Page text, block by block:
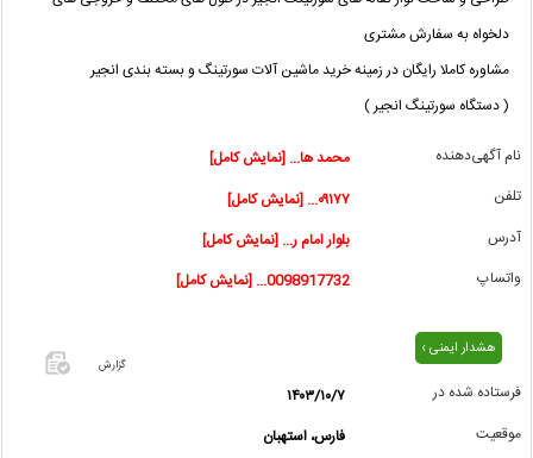
دلخواه به سفارش مشتری
مشاوره کاملا رایگان در زمینه خرید ماشین آلات سورتینگ و بسته بندی انجیر
( دستگاه سورتینگ انجیر )
نام آگهی‌دهنده
محمد ها... [نمایش کامل]
تلفن
۰۹۱۷۷... [نمایش کامل]
آدرس
بلوار امام ر... [نمایش کامل]
واتساپ
0098917732... [نمایش کامل]
هشدار ایمنی ›
گزارش
فرستاده شده در
۱۴۰۳/۱۰/۷
موقعیت
فارس، استهبان